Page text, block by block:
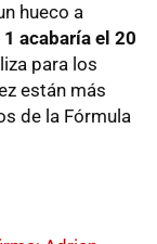
hueco a
1 acabaría el 20
para los
están más
de la Fórmula